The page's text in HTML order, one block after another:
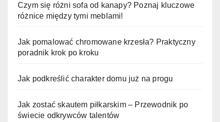
Czym się różni sofa od kanapy? Poznaj kluczowe
różnice między tymi meblami!
Jak pomalować chromowane krzesła? Praktyczny
poradnik krok po kroku
Jak podkreślić charakter domu już na progu
Jak zostać skautem piłkarskim – Przewodnik po
świecie odkrywców talentów